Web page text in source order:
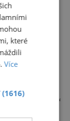
–
jež mění
materiál“
dvojitou
které
Více
(1616)